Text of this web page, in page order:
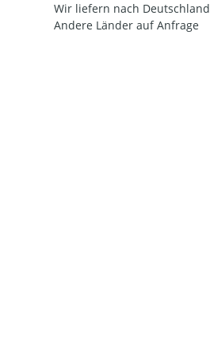
Wir liefern nach Deutschland
Andere Länder auf Anfrage